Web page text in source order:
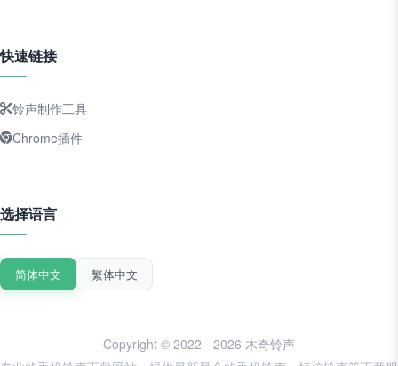
快速链接
铃声制作工具
Chrome插件
选择语言
简体中文 繁体中文
Copyright © 2022 - 2026 木奇铃声